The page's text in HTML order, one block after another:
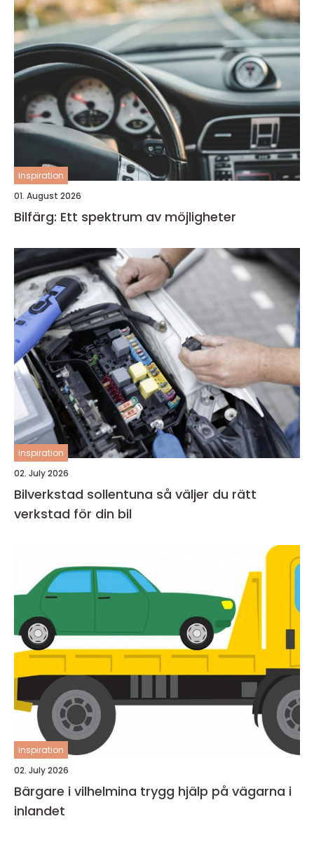
inspiration
01. August 2026
Bilfärg: Ett spektrum av möjligheter
inspiration
02. July 2026
Bilverkstad sollentuna så väljer du rätt
verkstad för din bil
inspiration
02. July 2026
Bärgare i vilhelmina trygg hjälp på vägarna i
inlandet